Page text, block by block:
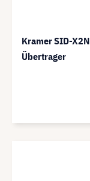
Kramer SID-
Übertrager